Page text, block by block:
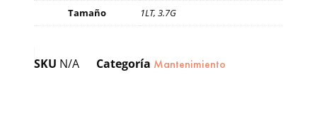
Tamaño 1LT, 3.7G
SKU N/A Categoría Mantenimiento